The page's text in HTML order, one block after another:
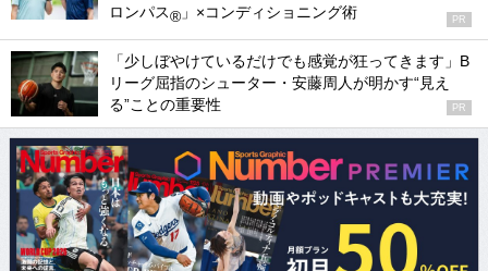
ロンパス® 」×コンディショニング術 PR
「少しぼやけているだけでも感覚が狂ってきます」B
リーグ屈指のシューター・安藤周人が明かす“見え
る”ことの重要性
PR